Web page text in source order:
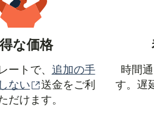
な価格
ートで、 追加の手
ない
（別ウィンドウで開き
送金をご利
だけます。
時間
す。遅